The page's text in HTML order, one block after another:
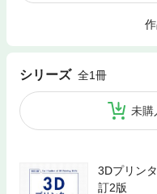
シリーズ 全1冊
未購
3Dプリン
訂2版